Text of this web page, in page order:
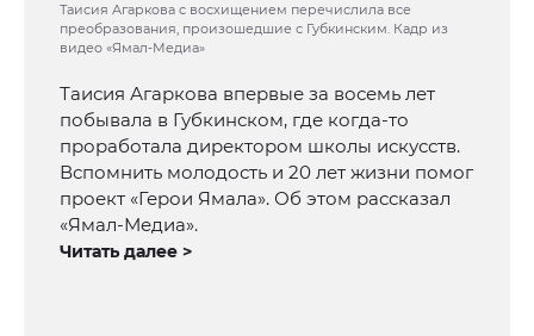
Таисия Агаркова с восхищением перечислила все
преобразования, произошедшие с Губкинским. Кадр из
видео «Ямал-Медиа»
Таисия Агаркова впервые за восемь лет
побывала в Губкинском, где когда-то
проработала директором школы искусств.
Вспомнить молодость и 20 лет жизни помог
проект «Герои Ямала». Об этом рассказал
«Ямал-Медиа».
Читать далее >